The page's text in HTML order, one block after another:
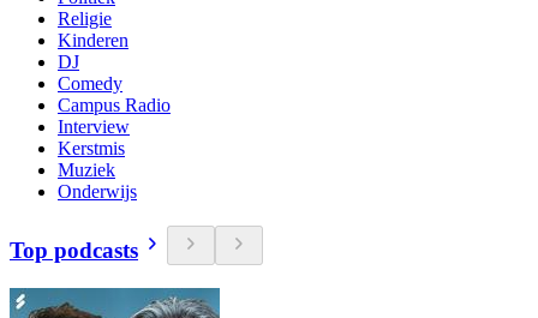
Religie
Kinderen
DJ
Comedy
Campus Radio
Interview
Kerstmis
Muziek
Onderwijs
Top podcasts